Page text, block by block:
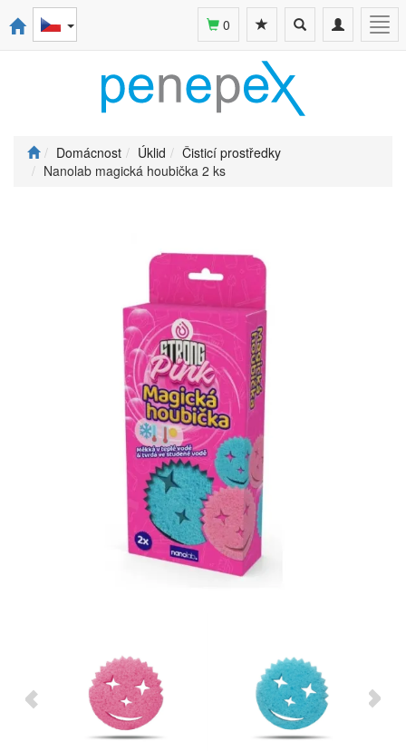
Toggle
navigation
Toggle
search
0
Domácnost Úklid
Čisticí prostředky
Nanolab magická houbička 2 ks